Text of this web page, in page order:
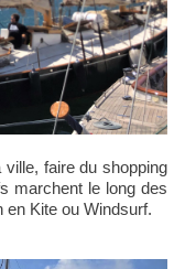
marchent le long des
en Kite ou Windsurf.